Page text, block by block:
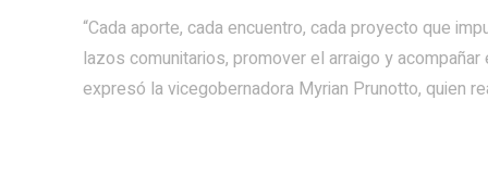
“Cada aporte, cada encuentro, cada proyecto que
lazos comunitarios, promover el arraigo y
expresó la vicegobernadora Myrian Prunotto, quien